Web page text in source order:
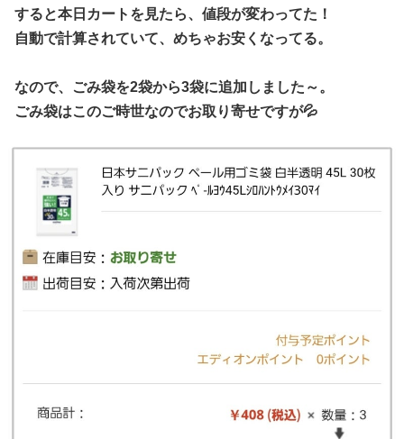
すると本日カートを見たら、値段が変わってた！
自動で計算されていて、めちゃお安くなってる。
なので、ごみ袋を2袋から3袋に追加しました～。
ごみ袋はこのご時世なのでお取り寄せですが💦